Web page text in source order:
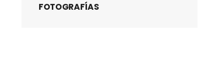
FOTOGRAFÍAS